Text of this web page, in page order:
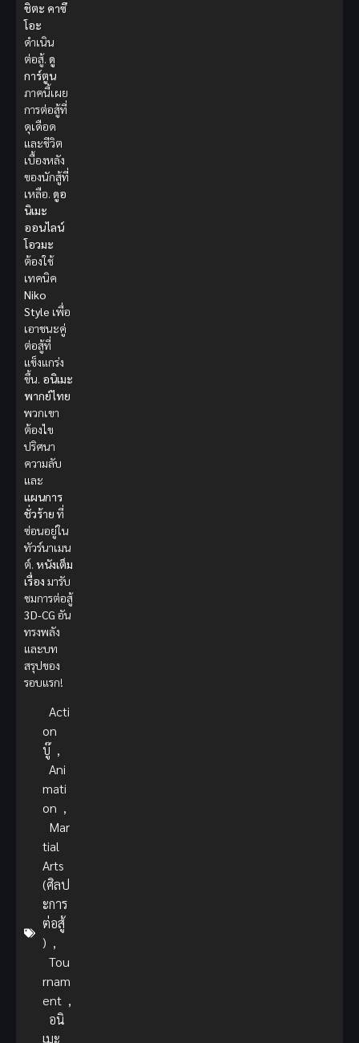
ชิตะ คาซึ
โอะ
ดำเนิน
ต่อสู้. ดู
การ์ตูน
ภาคนี้เผย
การต่อสู้ที่
ดุเดือด
และชีวิต
เบื้องหลัง
ของนักสู้ที่
เหลือ. ดูอ
นิเมะ
ออนไลน์
โอวมะ
ต้องใช้
เทคนิค
Niko
Style เพื่อ
เอาชนะคู่
ต่อสู้ที่
แข็งแกร่ง
ขึ้น. อนิเมะ
พากย์ไทย
พวกเขา
ต้องไข
ปริศนา
ความลับ
และ
แผนการ
ชั่วร้าย ที่
ซ่อนอยู่ใน
ทัวร์นาเมน
ต์. หนังเต็ม
เรื่อง มารับ
ชมการต่อสู้
3D-CG อัน
ทรงพลัง
และบท
สรุปของ
รอบแรก!
Acti
on
บู๊ ,
Ani
mati
on ,
Mar
tial
Arts
(ศิลป
ะการ
ต่อสู้
) ,
Tou
rnam
ent ,
อนิ
เมะ